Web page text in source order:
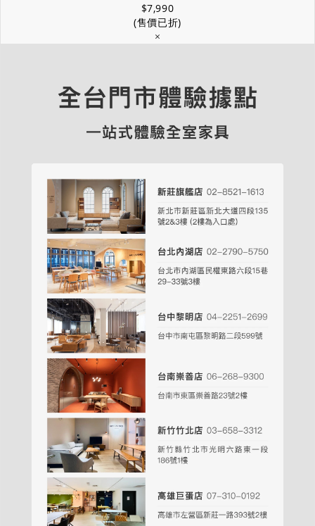
$7,990
(售價已折)
×